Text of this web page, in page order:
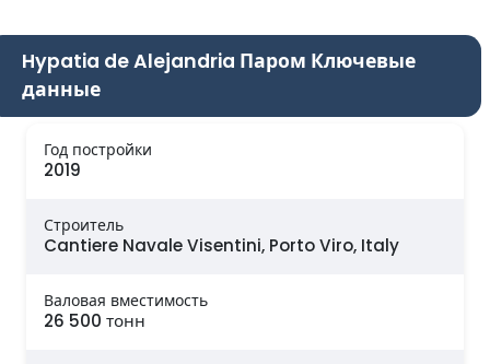
Hypatia de Alejandria Паром Ключевые
данные
Год постройки
2019
Строитель
Cantiere Navale Visentini, Porto Viro, Italy
Валовая вместимость
26 500 тонн